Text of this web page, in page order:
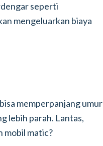
seperti
mengeluarkan biaya
memperpanjang umur
lebih parah. Lantas,
mobil matic?